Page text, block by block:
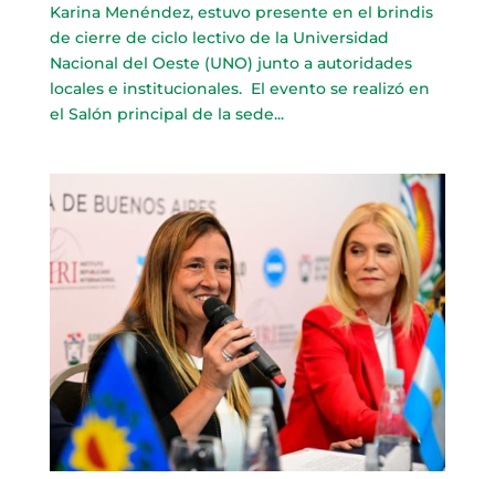
Karina Menéndez, estuvo presente en el brindis
de cierre de ciclo lectivo de la Universidad
Nacional del Oeste (UNO) junto a autoridades
locales e institucionales. El evento se realizó en
el Salón principal de la sede...